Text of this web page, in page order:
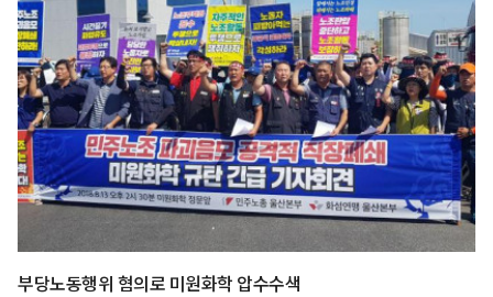
부당노동행위 혐의로 미원화학 압수수색